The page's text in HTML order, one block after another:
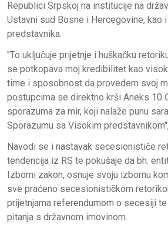
Republici Srpskoj na institucije na
Ustavni sud Bosne i Hercegovine, kao
predstavnika.
"To uključuje prijetnje i huškačku
se potkopava moj kredibilitet kao
time i sposobnost da provedem svoj
postupcima se direktno krši Aneks 10
sporazuma za mir, koji nalaže punu
Sporazumu sa Visokim
Navodi se i nastavak secesionističe
tendencija iz RS te pokušaje da bh.
Izborni zakon, osnuje svoju izbornu
sve praćeno secesionističkom
prijetnjama referendumom o secesiji
pitanja s državnom imovinom.